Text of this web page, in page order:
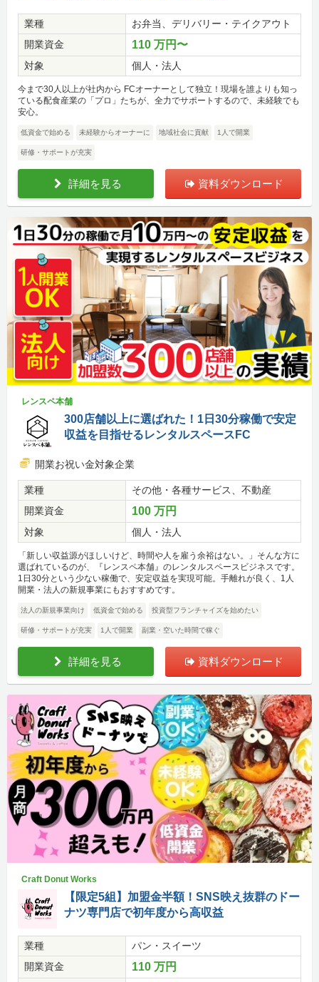
業種
お弁当、デリバリー・テイクアウト
開業資金
110 万円〜
対象 個人・法人
今まで30人以上が社内から FCオーナーとして独立！現場を誰よりも知っ
ている配食産業の「プロ」たちが、全力でサポートするので、未経験でも
安心。
低資金で始める 未経験からオーナーに 地域社会に貢献 1人で開業
研修・サポートが充実
詳細を見る 資料ダウンロード
レンスペ本舗
300店舗以上に選ばれた！1日30分稼働で安定
収益を目指せるレンタルスペースFC
開業お祝い金対象企業
業種
その他・各種サービス、不動産
開業資金
100 万円
対象 個人・法人
「新しい収益源がほしいけど、時間や人を雇う余裕はない。」そんな方に
選ばれているのが、『レンスペ本舗』のレンタルスペースビジネスです。
1日30分という少ない稼働で、安定収益を実現可能。手離れが良く、1人
開業・法人の新規事業にもおすすめです。
法人の新規事業向け 低資金で始める 投資型フランチャイズを始めたい
研修・サポートが充実 1人で開業 副業・空いた時間で稼ぐ
詳細を見る 資料ダウンロード
Craft Donut Works
【限定5組】加盟金半額！SNS映え抜群のドー
ナツ専門店で初年度から高収益
業種
パン・スイーツ
開業資金
110 万円